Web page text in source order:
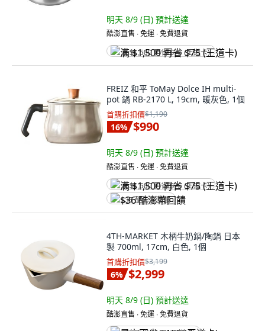
明天 8/9 (日) 預計送達
酷澎直售 ∙ 免運 ∙ 免費退貨
满 $1,500 再省 $75 (王道卡)
FREIZ 和平 ToMay Dolce IH multi-
pot 鍋 RB-2170 L, 19cm, 暖灰色, 1個
首購折扣價$1,190
16% $990
明天 8/9 (日) 預計送達
酷澎直售 ∙ 免運 ∙ 免費退貨
满 $1,500 再省 $75 (王道卡)
$36 酷澎幣回饋
4TH-MARKET 木柄牛奶鍋/陶鍋 日本
製 700ml, 17cm, 白色, 1個
首購折扣價$3,199
6% $2,999
明天 8/9 (日) 預計送達
酷澎直售 ∙ 免運 ∙ 免費退貨